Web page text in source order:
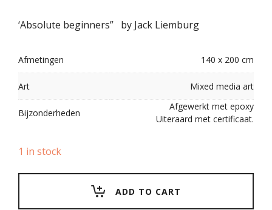
‘Absolute beginners” by Jack Liemburg
Afmetingen 140 x 200 cm
Art Mixed media art
Bijzonderheden
Afgewerkt met epoxy
Uiteraard met certificaat.
1 in stock
ADD TO CART